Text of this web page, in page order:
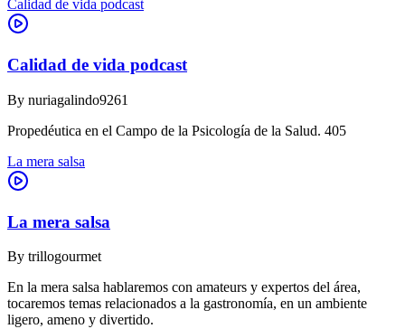
Calidad de vida podcast
Calidad de vida podcast
By nuriagalindo9261
Propedéutica en el Campo de la Psicología de la Salud. 405
La mera salsa
La mera salsa
By trillogourmet
En la mera salsa hablaremos con amateurs y expertos del área,
tocaremos temas relacionados a la gastronomía, en un ambiente
ligero, ameno y divertido.